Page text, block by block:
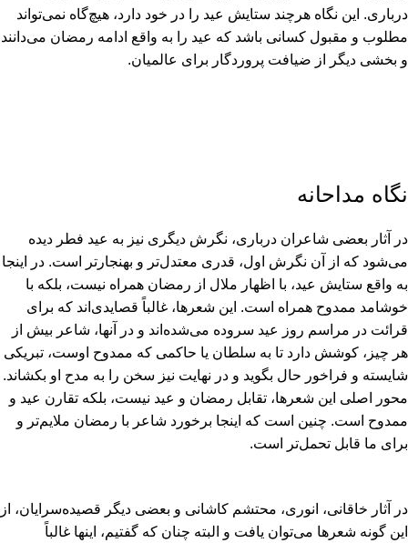
دربارى. این نگاه هرچند ستایش عید را در خود دارد، هیچ‏‌گاه نمى‏‌تواند
مطلوب و مقبول کسانى باشد که عید را به واقع ادامه رمضان مى‏‌دانند
و بخشى دیگر از ضیافت پروردگار براى عالمیان.
نگاه مداحانه
در آثار بعضى شاعران دربارى، نگرش دیگرى نیز به عید فطر دیده
مى‏‌شود که از آن نگرش اول، قدرى معتدل‏‌تر و بهنجارتر است. در اینجا
به واقع ستایش عید، با اظهار ملال از رمضان همراه نیست، بلکه با
خوشامد ممدوح همراه است. این شعرها، غالباً قصایدى‏‌اند که براى
قرائت در مراسم روز عید سروده مى‏‌شده‏‌اند و در آنها، شاعر بیش از
هر چیز، کوشش دارد تا به سلطان یا حاکمى که ممدوح اوست، تبریکى
شایسته و فراخور حال بگوید و در نهایت نیز سخن را به مدح او بکشاند.
محور اصلى این شعرها، تقابل رمضان و عید نیست، بلکه تقارن عید و
ممدوح است. چنین است که اینجا برخورد شاعر با رمضان ملایم‏‌تر و
براى ما قابل تحمل‏‌تر است.
در آثار خاقانى، انورى، محتشم کاشانى و بعضى دیگر قصیده‏‌سرایان، از
این گونه شعرها مى‏‌توان یافت و البته چنان که گفتیم، اینها غالباً